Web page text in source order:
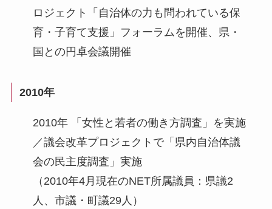
ロジェクト「自治体の力も問われている保
育・子育て支援」フォーラムを開催、県・
国との円卓会議開催
2010年
2010年 「女性と若者の働き方調査」を実施
／議会改革プロジェクトで「県内自治体議
会の民主度調査」実施
（2010年4月現在のNET所属議員：県議2
人、市議・町議29人）